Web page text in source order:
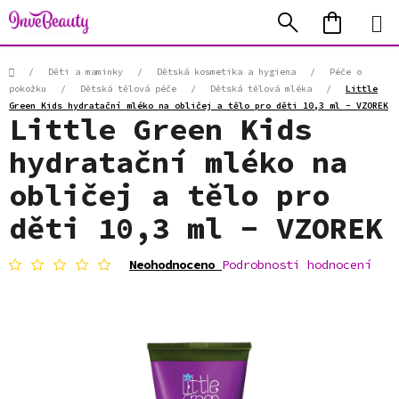
Přejít
na
obsah
Hledat
KOŠÍK
Domů/ Děti a maminky / Dětská kosmetika a hygiena /
Péče o
pokožku
/ Dětská tělová péče / Dětská tělová mléka /
Little
Green Kids hydratační mléko na obličej a tělo pro děti 10,3 ml - VZOREK
Little Green Kids
hydratační mléko na
obličej a tělo pro
děti 10,3 ml - VZOREK
Průměrné
hvězdiček.
Neohodnoceno Podrobnosti hodnocení